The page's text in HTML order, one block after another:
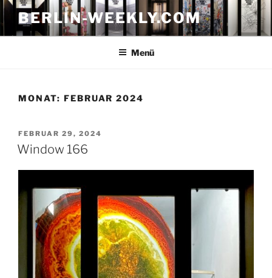
Zum
Inhalt
springen
BERLIN-WEEKLY.COM
Menü
MONAT: FEBRUAR 2024
VERÖFFENTLICHT
AM
FEBRUAR 29, 2024
Window 166